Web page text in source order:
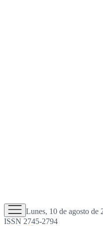
Lunes, 10 de agosto de
ISSN 2745-2794